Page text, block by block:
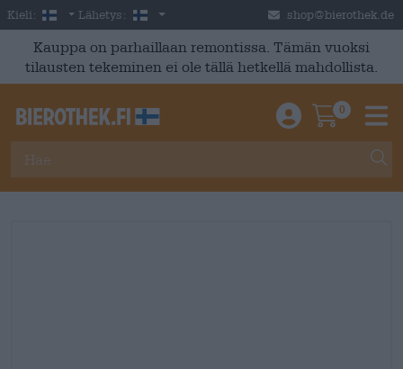
Skip to main content
Kieli: Finnish
Lähetys: Suomi shop@bierothek.de
Kauppa on parhaillaan remontissa. Tämän vuoksi
tilausten tekeminen ei ole tällä hetkellä mahdollista.
Einloggen /
0